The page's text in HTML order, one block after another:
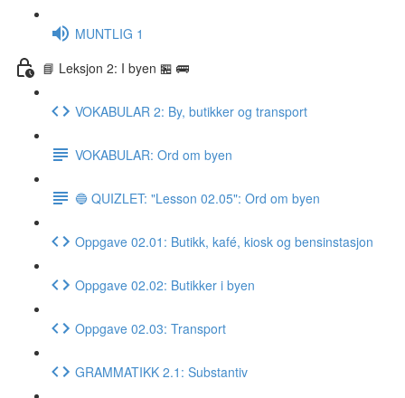
MUNTLIG 1
📘 Leksjon 2: I byen 🏪 🚌
VOKABULAR 2: By, butikker og transport
VOKABULAR: Ord om byen
🔵 QUIZLET: "Lesson 02.05": Ord om byen
Oppgave 02.01: Butikk, kafé, kiosk og bensinstasjon
Oppgave 02.02: Butikker i byen
Oppgave 02.03: Transport
GRAMMATIKK 2.1: Substantiv